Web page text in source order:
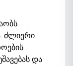
ძლიერი
და